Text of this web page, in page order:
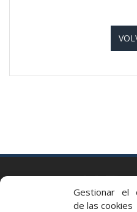
Gestionar el
de las cookies
Via Augusta 2 bis,